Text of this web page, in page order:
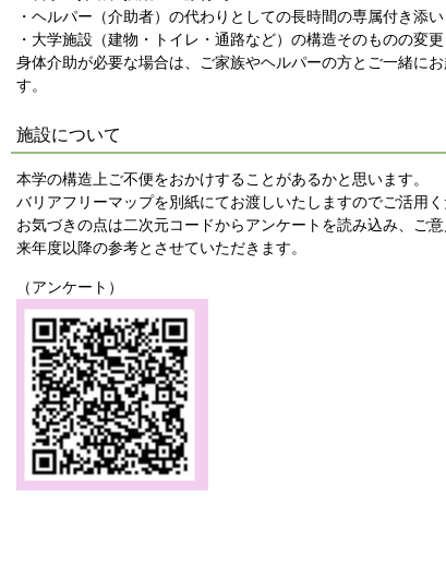
・ヘルパー（介助者）の代わりとしての長時間の専属付き添い
・大学施設（建物・トイレ・通路など）の構造そのものの変更
身体介助が必要な場合は、ご家族やヘルパーの方とご一緒に
す。
施設について
本学の構造上ご不便をおかけすることがあるかと思います。
バリアフリーマップを別紙にてお渡しいたしますのでご活用く
お気づきの点は二次元コードからアンケートを読み込み、ご意
来年度以降の参考とさせていただきます。
（アンケート）